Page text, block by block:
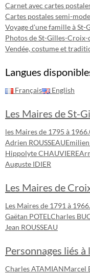
Carnet avec cartes
Cartes postales semi-
Voyage d'une famille à St-
Photos de St-Gilles-Croix-
Vendée, costume et
Langues
Français English
Les Maires de St-
les Maires de 1795 à 1966.
Adrien ROUSSEAU
Hippolyte CHAUVIERE
Auguste IDIER
Les Maires de
Les Maires de 1791 à 1966.
Gaëtan POTEL Charles
Jean ROUSSEAU
Personnages liés à
Charles ATAMIANMarcel